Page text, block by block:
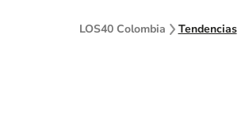
LOS40 Colombia Tendencias